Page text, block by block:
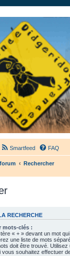
sur France
Smartfeed FAQ
Rechercher
RECHERCHE
mots-clés :
« + » devant un mot
une liste de mots
doit être trouvé.
souhaitez effectuer